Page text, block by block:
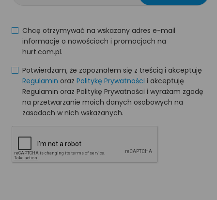
Chcę otrzymywać na wskazany adres e-mail
informacje o nowościach i promocjach na
hurt.com.pl.
Potwierdzam, że zapoznałem się z treścią i akceptuję
Regulamin oraz Politykę Prywatności i akceptuję
Regulamin oraz Politykę Prywatności i wyrażam zgodę
na przetwarzanie moich danych osobowych na
zasadach w nich wskazanych.